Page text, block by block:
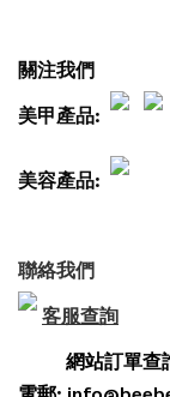
關注我們
美甲產品:
美容產品:
聯絡我們
客服查詢
網站訂單查